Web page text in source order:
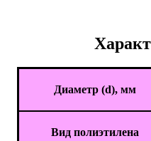
Диаметр (d), мм
Вид полиэтилена